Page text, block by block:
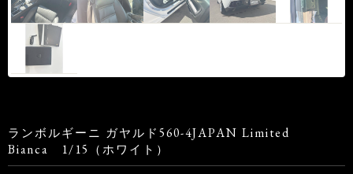
ランボルギーニ ガヤルド560-4JAPAN Limited
Bianca 1/15（ホワイト）